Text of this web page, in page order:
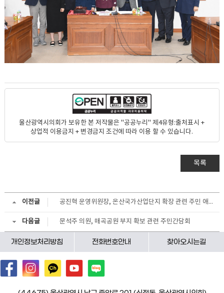
울산광역시의회가 보유한 본 저작물은 "공공누리" 제4유형:출처표시 +
상업적 이용금지 + 변경금지 조건에 따라 이용 할 수 있습니다.
목록
이전글 공진혁 운영위원장, 온산국가산업단지 확장 관련 주민 애로사항 청취
다음글 문석주 의원, 매곡공원 부지 확보 관련 주민간담회
개인정보처리방침 전화번호안내 찾아오시는길